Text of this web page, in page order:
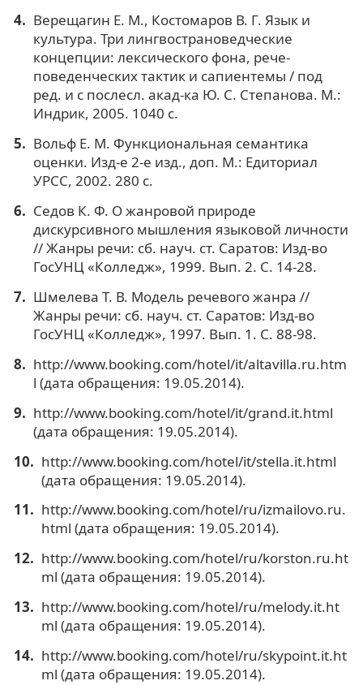
Верещагин Е. М., Костомаров В. Г. Язык и
культура. Три лингвострановедческие
концепции: лексического фона, рече-
поведенческих тактик и сапиентемы / под
ред. и с послесл. акад-ка Ю. С. Степанова. М.:
Индрик, 2005. 1040 с.
Вольф Е. М. Функциональная семантика
оценки. Изд-е 2-е изд., доп. М.: Едиториал
УРСС, 2002. 280 с.
Седов К. Ф. О жанровой природе
дискурсивного мышления языковой личности
// Жанры речи: сб. науч. ст. Саратов: Изд-во
ГосУНЦ «Колледж», 1999. Вып. 2. С. 14-28.
Шмелева Т. В. Модель речевого жанра //
Жанры речи: сб. науч. ст. Саратов: Изд-во
ГосУНЦ «Колледж», 1997. Вып. 1. С. 88-98.
http://www.booking.com/hotel/it/altavilla.ru.htm
l (дата обращения: 19.05.2014).
http://www.booking.com/hotel/it/grand.it.html
(дата обращения: 19.05.2014).
http://www.booking.com/hotel/it/stella.it.html
(дата обращения: 19.05.2014).
http://www.booking.com/hotel/ru/izmailovo.ru.
html (дата обращения: 19.05.2014).
http://www.booking.com/hotel/ru/korston.ru.ht
ml (дата обращения: 19.05.2014).
http://www.booking.com/hotel/ru/melody.it.ht
ml (дата обращения: 19.05.2014).
http://www.booking.com/hotel/ru/skypoint.it.ht
ml (дата обращения: 19.05.2014).